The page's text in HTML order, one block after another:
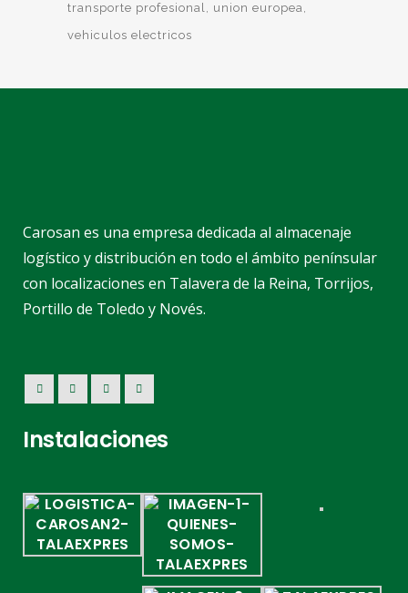
transporte profesional
union europea
vehiculos electricos
Carosan es una empresa dedicada al almacenaje
logístico y distribución en todo el ámbito penínsular
con localizaciones en Talavera de la Reina, Torrijos,
Portillo de Toledo y Novés.
Instalaciones